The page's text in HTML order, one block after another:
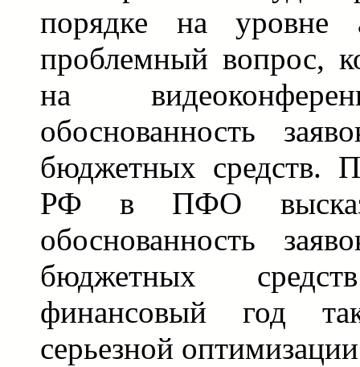
порядке на уровне
проблемный вопрос,
на
обоснованность
бюджетных средств.
РФ в ПФО
обоснованность
бюджетных
финансовый год
серьезной